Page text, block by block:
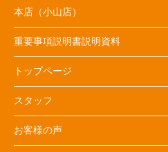
本店（小山店）
重要事項説明書説明資料
トップページ
スタッフ
お客様の声